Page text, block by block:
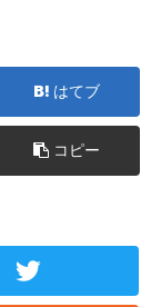
はてブ
コピー